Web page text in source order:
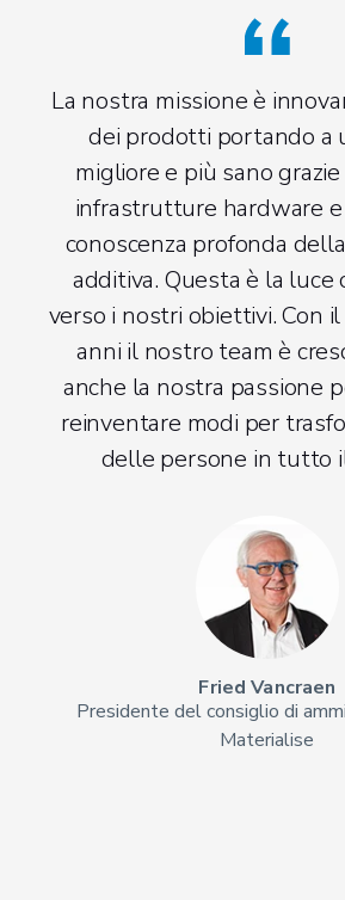
La nostra missione è
dei prodotti portando a
migliore e più sano
infrastrutture hardware
conoscenza profonda
additiva. Questa è la luce
verso i nostri obiettivi. Con
anni il nostro team è
anche la nostra passione
reinventare modi per
delle persone in tutto
Fried Vancraen
Presidente del consiglio di
Materialise